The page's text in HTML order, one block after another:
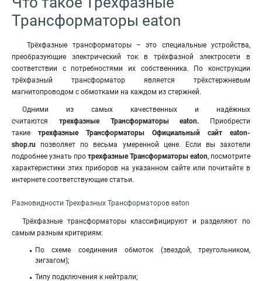
Трансформаторы eaton
Трёхфазные трансформаторы – это специальные устройства,
преобразующие электрический ток в трёхфазной электросети в
соответствии с потребностями их собственника. По конструкции
трёхфазный трансформатор является трёхстержневым
магнитопроводом с обмотками на каждом из стержней.
Одними из самых качественных и надёжных
считаются трехфазные Трансформаторы eaton.
Приобрести
такие трехфазные Трансформаторы Официальный сайт eaton-
shop.ru позволяет по весьма умеренной цене. Если вы захотели
подробнее узнать про трехфазные Трансформаторы eaton, посмотрите
характеристики этих приборов на указанном сайте или почитайте в
интернете соответствующие статьи.
Разновидности Трехфазных Трансформаторов eaton
Трёхфазные трансформаторы классифицируют и разделяют по
самым разным критериям:
По схеме соединения обмоток (звездой, треугольником,
зигзагом);
Типу подключения к нейтрали;